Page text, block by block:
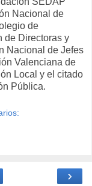
Nacional de
de
de Directoras y
Nacional de Jefes
Valenciana de
Local y el citado
Pública.
›